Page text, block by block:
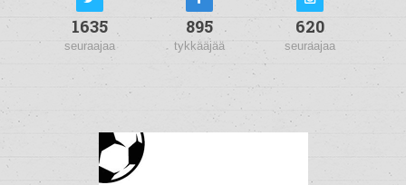
1635
seuraajaa
895
tykkääjää
620
seuraajaa